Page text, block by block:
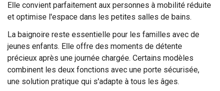
Elle convient parfaitement aux personnes à mobilité réduite
et optimise l'espace dans les petites salles de bains.
La baignoire reste essentielle pour les familles avec de
jeunes enfants. Elle offre des moments de détente
précieux après une journée chargée. Certains modèles
combinent les deux fonctions avec une porte sécurisée,
une solution pratique qui s'adapte à tous les âges.